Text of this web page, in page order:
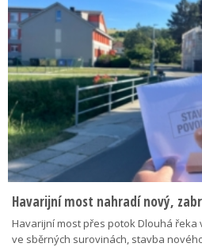
Havarijní most nahradí nový,
Havarijní most přes potok Dlouhá řeka
ve sběrných surovinách, stavba